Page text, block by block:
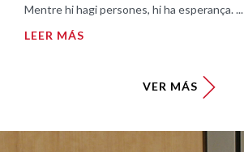
Mentre hi hagi persones, hi ha esperança. ...
LEER MÁS
VER MÁS